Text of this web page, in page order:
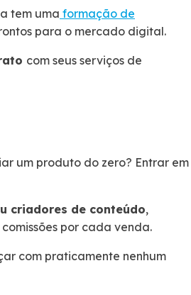
tem uma formação de
para o mercado digital.
com seus serviços de
um produto do zero? Entrar em
criadores de conteúdo,
por cada venda.
com praticamente nenhum